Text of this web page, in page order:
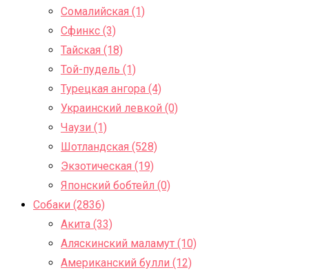
Сомалийская (1)
Сфинкс (3)
Тайская (18)
Той-пудель (1)
Турецкая ангора (4)
Украинский левкой (0)
Чаузи (1)
Шотландская (528)
Экзотическая (19)
Японский бобтейл (0)
Собаки (2836)
Акита (33)
Аляскинский маламут (10)
Американский булли (12)